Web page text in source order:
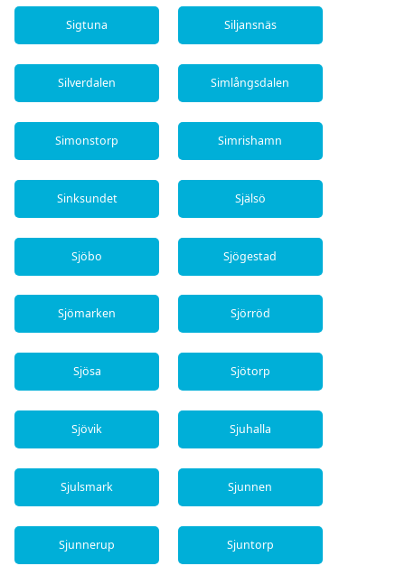
Sigtuna Siljansnäs
Silverdalen Simlångsdalen
Simonstorp Simrishamn
Sinksundet Själsö
Sjöbo Sjögestad
Sjömarken Sjörröd
Sjösa Sjötorp
Sjövik Sjuhalla
Sjulsmark Sjunnen
Sjunnerup Sjuntorp